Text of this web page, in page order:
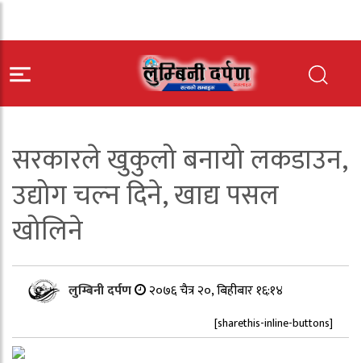
सरकारले खुकुलो बनायो लकडाउन,
उद्योग चल्न दिने, खाद्य पसल
खोलिने
लुम्बिनी दर्पण २०७६ चैत्र २०, बिहीबार १६:१४
[sharethis-inline-buttons]